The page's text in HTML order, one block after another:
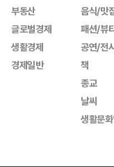
부동산
글로벌경제
생활경제
경제일반
음식/맛
패션/뷰
공연/전
책
종교
날씨
생활문